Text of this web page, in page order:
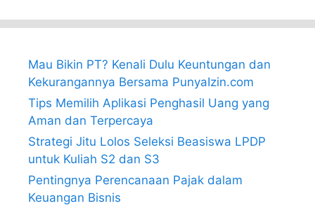
Mau Bikin PT? Kenali Dulu Keuntungan dan
Kekurangannya Bersama PunyaIzin.com
Tips Memilih Aplikasi Penghasil Uang yang
Aman dan Terpercaya
Strategi Jitu Lolos Seleksi Beasiswa LPDP
untuk Kuliah S2 dan S3
Pentingnya Perencanaan Pajak dalam
Keuangan Bisnis